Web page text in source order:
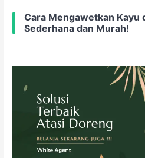
Cara Mengawetkan Kayu
Sederhana dan Murah!